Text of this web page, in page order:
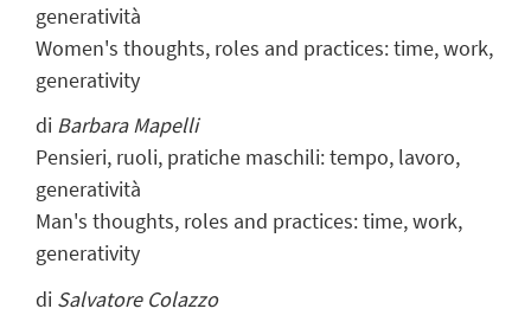
generatività
Women's thoughts, roles and practices: time, work,
generativity
di Barbara Mapelli
Pensieri, ruoli, pratiche maschili: tempo, lavoro,
generatività
Man's thoughts, roles and practices: time, work,
generativity
di Salvatore Colazzo